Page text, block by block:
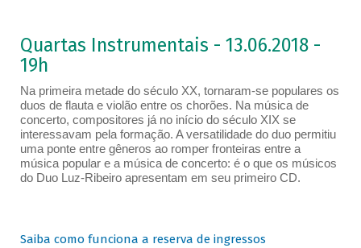
Quartas Instrumentais - 13.06.2018 -
19h
Na primeira metade do século XX, tornaram-se populares os
duos de flauta e violão entre os chorões. Na música de
concerto, compositores já no início do século XIX se
interessavam pela formação. A versatilidade do duo permitiu
uma ponte entre gêneros ao romper fronteiras entre a
música popular e a música de concerto: é o que os músicos
do Duo Luz-Ribeiro apresentam em seu primeiro CD.
Saiba como funciona a reserva de ingressos